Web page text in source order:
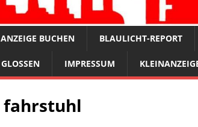
ANZEIGE BUCHEN BLAULICHT-REPORT
GLOSSEN IMPRESSUM
fahrstuhl